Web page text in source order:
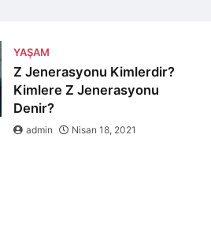
YAŞAM
Z Jenerasyonu Kimlerdir?
Kimlere Z Jenerasyonu
Denir?
admin Nisan 18, 2021